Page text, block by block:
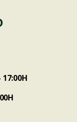
17:00H